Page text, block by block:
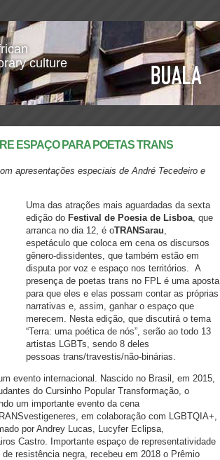
culture
ESPAÇO PARA POETAS TRANS
apresentações especiais de André Tecedeiro e
Uma das atrações mais aguardadas da sexta
edição do Festival de Poesia de Lisboa, que
arranca no dia 12, é oTRANSarau,
espetáculo que coloca em cena os discursos
gênero-dissidentes, que também estão em
disputa por voz e espaço nos territórios. A
presença de poetas trans no FPL é uma aposta
para que eles e elas possam contar as próprias
narrativas e, assim, ganhar o espaço que
merecem. Nesta edição, que discutirá o tema
“Terra: uma poética de nós”, serão ao todo 13
artistas LGBTs, sendo 8 deles
pessoas trans/travestis/não-binárias.
evento internacional. Nascido no Brasil, em 2015,
do Cursinho Popular Transformação, o
um importante evento da cena
em colaboração com LGBTQIA+,
por Andrey Lucas, Lucyfer Eclipsa,
Castro. Importante espaço de representatividade
resistência negra, recebeu em 2018 o Prêmio